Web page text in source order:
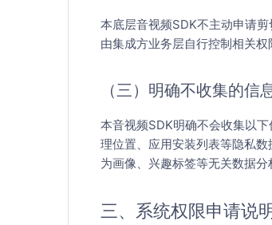
本底层音视频SDK不主动申请
由集成方业务层自行控制相关权
（三）明确不收集的信
本音视频SDK明确不会收集以
理位置、应用安装列表等隐私
为画像、兴趣标签等无关数据分
三、系统权限申请说